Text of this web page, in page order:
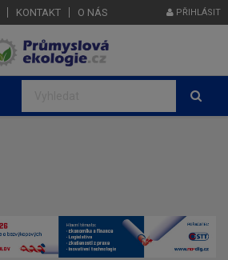
KONTAKT O NÁS PŘIHLÁSIT